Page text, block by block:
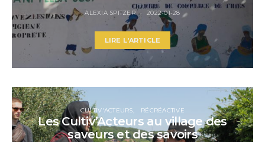
ALEXIA SPITZER 2022-01-28
LIRE L'ARTICLE
CULTIV'ACTEURS RÉCRÉACTIVE
Les Cultiv’Acteurs au village des
saveurs et des savoirs